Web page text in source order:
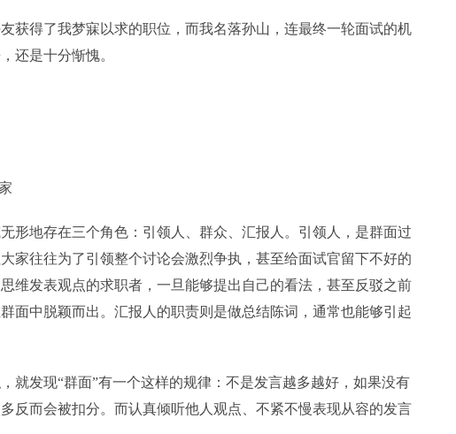
得了我梦寐以求的职位，而我名落孙山，连最终一轮面试的机
还是十分惭愧。
地存在三个角色：引领人、群众、汇报人。引领人，是群面过
家往往为了引领整个讨论会激烈争执，甚至给面试官留下不好的
维发表观点的求职者，一旦能够提出自己的看法，甚至反驳之前
面中脱颖而出。汇报人的职责则是做总结陈词，通常也能够引起
发现“群面”有一个这样的规律：不是发言越多越好，如果没有
反而会被扣分。而认真倾听他人观点、不紧不慢表现从容的发言